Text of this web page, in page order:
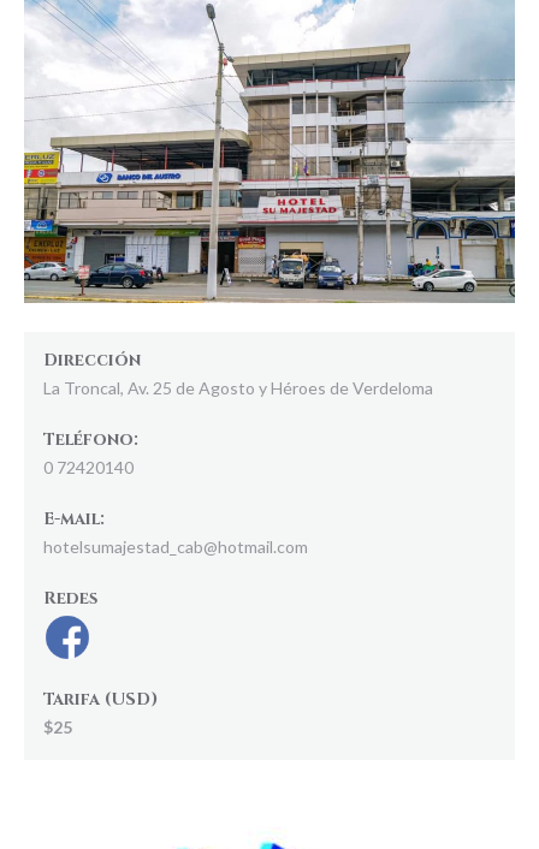
Dirección
La Troncal, Av. 25 de Agosto y Héroes de Verdeloma
Teléfono:
0 72420140
E-mail:
hotelsumajestad_cab@hotmail.com
Redes
Tarifa (USD)
$25